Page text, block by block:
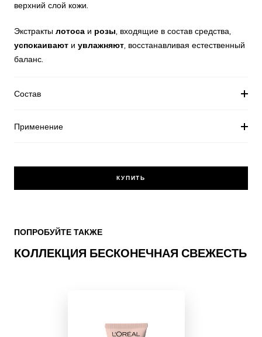
верхний слой кожи.
Экстракты лотоса и розы , входящие в состав средства,
успокаивают и увлажняют , восстанавливая естественный
баланс.
Состав
Применение
КУПИТЬ
КОЛЛЕКЦИЯ БЕСКОНЕЧНАЯ СВЕЖЕСТЬ
ПОПРОБУЙТЕ ТАКЖЕ